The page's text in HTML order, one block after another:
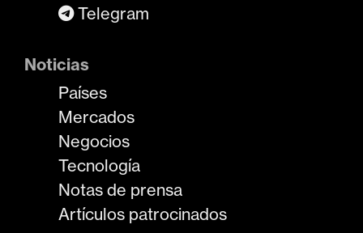
Telegram
Noticias
Países
Mercados
Negocios
Tecnología
Notas de prensa
Artículos patrocinados